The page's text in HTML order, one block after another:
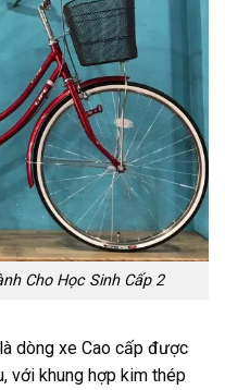
Cho Học Sinh Cấp 2
dòng xe Cao cấp được
với khung hợp kim thép